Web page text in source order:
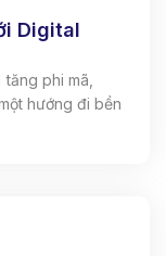
Digital
phi mã,
hướng đi bền